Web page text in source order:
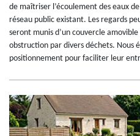
de maîtriser l’écoulement des eaux
réseau public existant. Les regards
seront munis d’un couvercle
obstruction par divers déchets. Nous
positionnement pour faciliter leur